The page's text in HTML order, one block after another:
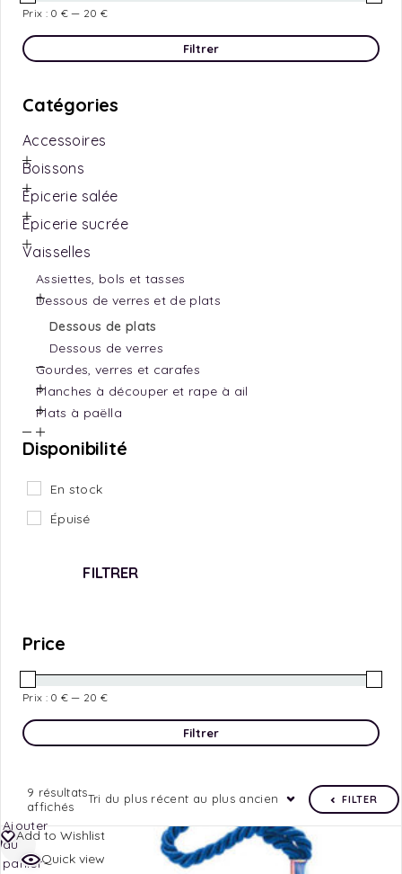
Filtrer
Prix : 0 € — 20 €
Catégories
Accessoires
Boissons
Épicerie salée
Épicerie sucrée
Vaisselles
Assiettes, bols et tasses
Dessous de verres et de plats
Dessous de plats
Dessous de verres
Gourdes, verres et carafes
Planches à découper et rape à ail
Plats à paëlla
Disponibilité
En stock
Épuisé
FILTRER
Price
Filtrer
Prix : 0 € — 20 €
9 résultats
affichés
Tri du plus récent au plus ancien FILTER
Add to Wishlist
Quick view
Ajouter
au
panier